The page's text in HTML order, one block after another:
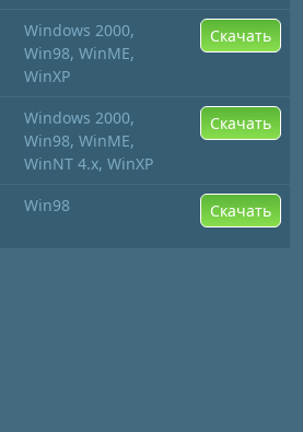
Windows 2000,
Win98, WinME,
WinXP
Скачать
Windows 2000,
Win98, WinME,
WinNT 4.x, WinXP
Скачать
Win98 Скачать